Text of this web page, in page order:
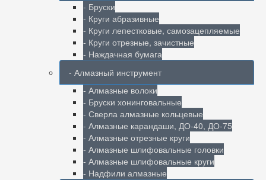
- Бруски
- Круги абразивные
- Круги лепестковые, самозацепляемые
- Круги отрезные, зачистные
- Наждачная бумага
- Алмазный инструмент
- Алмазные волоки
- Бруски хонинговальные
- Сверла алмазные кольцевые
- Алмазные карандаши, ДО-40, ДО-75
- Алмазные отрезные круги
- Алмазные шлифовальные головки
- Алмазные шлифовальные круги
- Надфили алмазные